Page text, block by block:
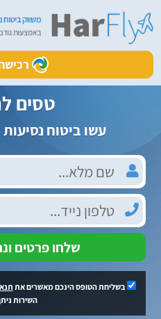
טסים
עשו ביטוח
שלחו פרטים
בשליחת הטופס הינכם מאשרים את
השירות